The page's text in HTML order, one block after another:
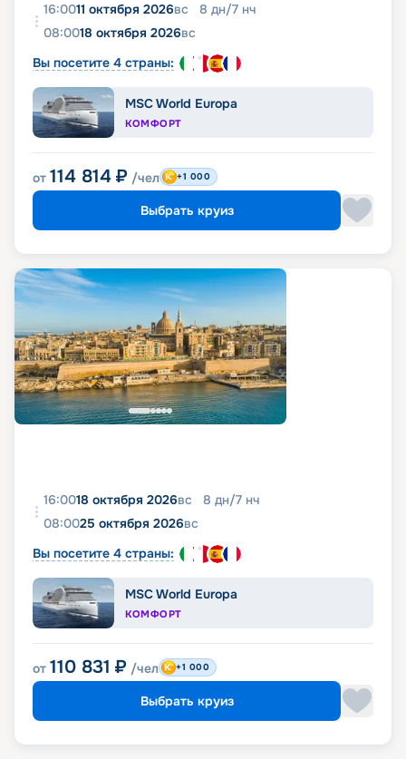
16:0011 октября 2026вс 8 дн/7 нч
08:0018 октября 2026вс
Вы посетите 4 страны:
MSC World Europa
КОМФОРТ
от 114 814 ₽ /чел +1 000
Выбрать круиз
16:0018 октября 2026вс 8 дн/7 нч
08:0025 октября 2026вс
Вы посетите 4 страны:
MSC World Europa
КОМФОРТ
от 110 831 ₽ /чел +1 000
Выбрать круиз